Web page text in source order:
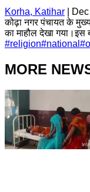
Korha, Katihar
कोढ़ा नगर पंचायत के
का माहौल देखा गया।इस
#religion#national #
MORE